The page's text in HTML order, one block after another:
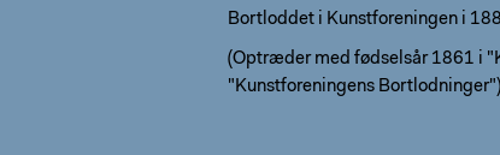
Bortloddet i Kunstforeningen i
(Optræder med fødselsår 1861 i
"Kunstforeningens Bortlodninger")